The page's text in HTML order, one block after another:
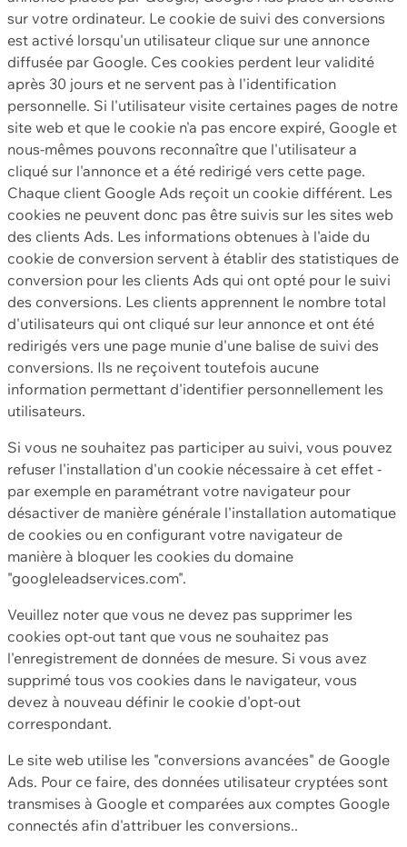
sur votre ordinateur. Le cookie de suivi des conversions
est activé lorsqu'un utilisateur clique sur une annonce
diffusée par Google. Ces cookies perdent leur validité
après 30 jours et ne servent pas à l'identification
personnelle. Si l'utilisateur visite certaines pages de notre
site web et que le cookie n'a pas encore expiré, Google et
nous-mêmes pouvons reconnaître que l'utilisateur a
cliqué sur l'annonce et a été redirigé vers cette page.
Chaque client Google Ads reçoit un cookie différent. Les
cookies ne peuvent donc pas être suivis sur les sites web
des clients Ads. Les informations obtenues à l'aide du
cookie de conversion servent à établir des statistiques de
conversion pour les clients Ads qui ont opté pour le suivi
des conversions. Les clients apprennent le nombre total
d'utilisateurs qui ont cliqué sur leur annonce et ont été
redirigés vers une page munie d'une balise de suivi des
conversions. Ils ne reçoivent toutefois aucune
information permettant d'identifier personnellement les
utilisateurs.
Si vous ne souhaitez pas participer au suivi, vous pouvez
refuser l'installation d'un cookie nécessaire à cet effet -
par exemple en paramétrant votre navigateur pour
désactiver de manière générale l'installation automatique
de cookies ou en configurant votre navigateur de
manière à bloquer les cookies du domaine
"googleleadservices.com".
Veuillez noter que vous ne devez pas supprimer les
cookies opt-out tant que vous ne souhaitez pas
l'enregistrement de données de mesure. Si vous avez
supprimé tous vos cookies dans le navigateur, vous
devez à nouveau définir le cookie d'opt-out
correspondant.
Le site web utilise les "conversions avancées" de Google
Ads. Pour ce faire, des données utilisateur cryptées sont
transmises à Google et comparées aux comptes Google
connectés afin d'attribuer les conversions..